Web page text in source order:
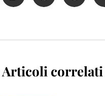
Articoli correlati